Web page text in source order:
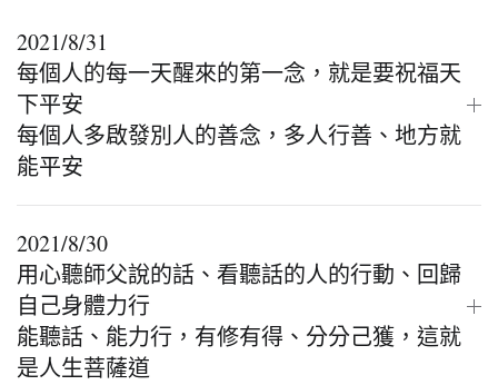
2021/8/31
每個人的每一天醒來的第一念，就是要祝福天
下平安
每個人多啟發別人的善念，多人行善、地方就
能平安
2021/8/30
用心聽師父說的話、看聽話的人的行動、回歸
自己身體力行
能聽話、能力行，有修有得、分分己獲，這就
是人生菩薩道